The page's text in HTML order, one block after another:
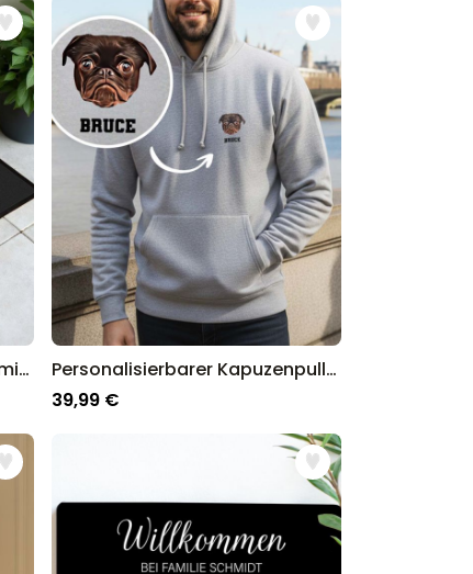
Personalisierbare Fußmatte mit Monogramm
Personalisierbarer Kapuzenpullover mit deinem Haustier als Comic
39,99 €